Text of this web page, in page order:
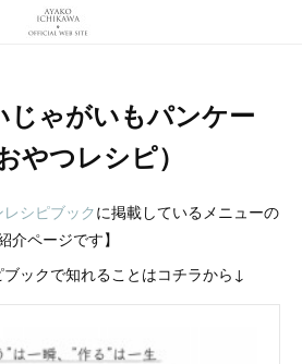
じゃがいもパンケー
やつレシピ）
シピブックに掲載しているメニューの
介ページです】
ックで知れることはコチラから↓